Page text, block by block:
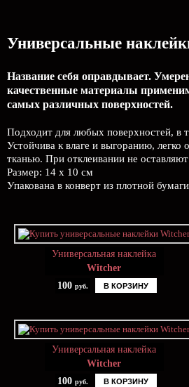
Универсальные
Название себя оправдывает.
качественные материалы
самых различных поверхностей.
Подходит для любых поверхностей, в
Устойчива к влаге и выгоранию, легко
тканью. При отклеивании не оставляют
Размер: 14 х 10 см
Упакована в конверт из плотной
Универсальная наклейка
Witcher
100 руб. В КОРЗИНУ
Универсальная наклейка
Witcher
100 руб. В КОРЗИНУ